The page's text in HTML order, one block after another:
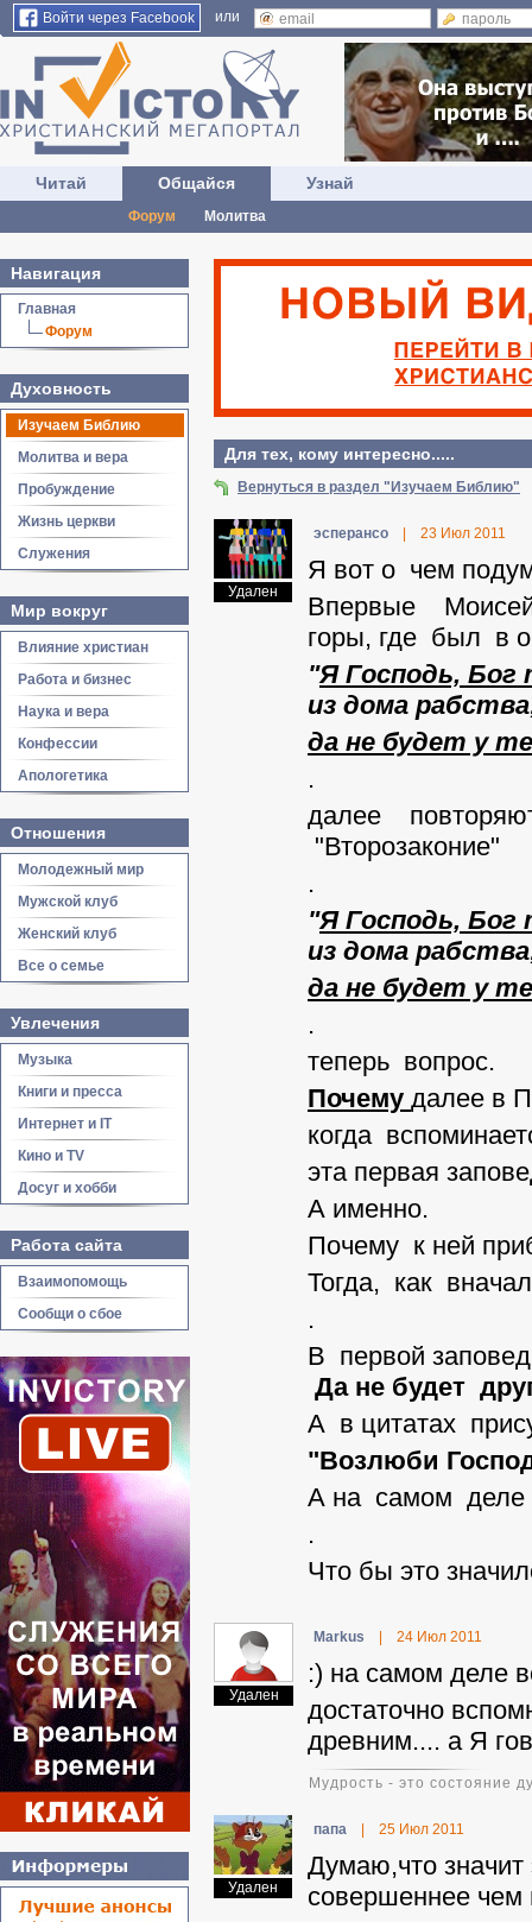
Войти через Facebook или
Читай Общайся
Форум Молитва
Узнай
Навигация
Главная
Форум
Духовность
Изучаем Библию
Молитва и вера
Пробуждение
Жизнь церкви
Служения
Мир вокруг
Влияние христиан
Работа и бизнес
Наука и вера
Конфессии
Апологетика
Отношения
Молодежный мир
Мужской клуб
Женский клуб
Все о семье
Увлечения
Музыка
Книги и пресса
Интернет и IT
Кино и TV
Досуг и хобби
Работа сайта
Взаимопомощь
Сообщи о сбое
Для тех, кому интересно.....
Вернуться в раздел "Изучаем Библию"
Удален
эсперансо 23 Июл 2011
Я вот о чем
Впервые Моисей
горы, где был в
"Я Господь, Бог
из дома
да не будет у
.
далее
"Второзаконие"
.
"Я Господь, Бог
из дома
да не будет у
.
теперь вопрос.
Почему далее в
когда
эта первая
А именно.
Почему к ней
Тогда, как
.
В первой
Да не будет
А в цитатах
"Возлюби
А на самом
.
Что бы это
Удален
Markus 24 Июл 2011
:) на самом деле
достаточно
древним.... а Я
Мудрость - это состояние
Удален
папа 25 Июл 2011
Думаю,что
совершеннее чем